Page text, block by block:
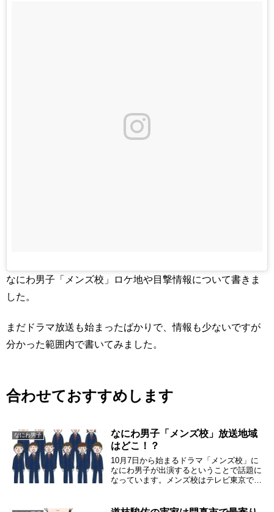
なにわ男子「メンズ校」ロケ地や目撃情報について書きま
した。
まだドラマ放送も始まったばかりで、情報も少ないですが
分かった範囲内で書いてみました。
合わせておすすめします
なにわ男子
なにわ男子「メンズ校」放送地域
はどこ！？
10月7日から始まるドラマ「メンズ校」に
なにわ男子が出演するということで話題に
なっています。メンズ校はテレビ東京での
いて調べてみました。「メンズ校」放送地